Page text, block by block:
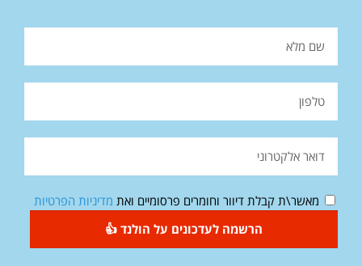
מאשר\ת קבלת דיוור וחומרים פרסומיים ואת מדיניות הפרטיות
הרשמה לעדכונים על הולנד 👍